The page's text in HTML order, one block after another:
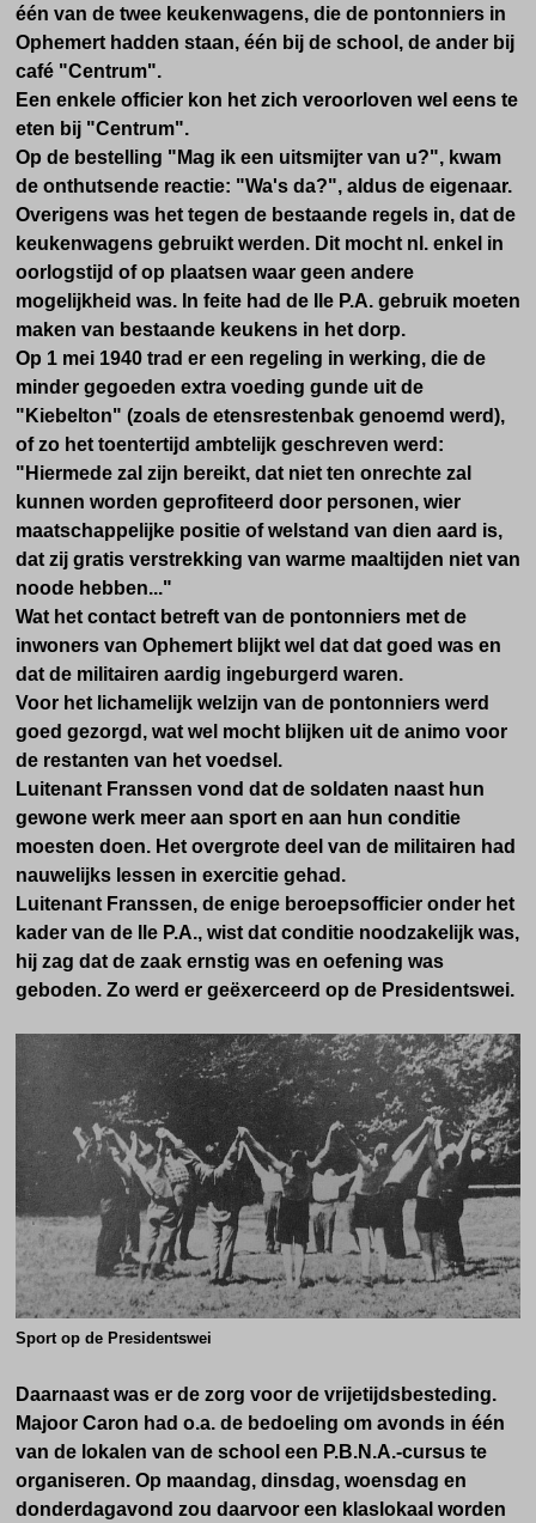
één van de twee keukenwagens, die de pontonniers in
Ophemert hadden staan, één bij de school, de ander bij
café "Centrum".
Een enkele officier kon het zich veroorloven wel eens te
eten bij "Centrum".
Op de bestelling "Mag ik een uitsmijter van u?", kwam
de onthutsende reactie: "Wa's da?", aldus de eigenaar.
Overigens was het tegen de bestaande regels in, dat de
keukenwagens gebruikt werden. Dit mocht nl. enkel in
oorlogstijd of op plaatsen waar geen andere
mogelijkheid was. In feite had de Ile P.A. gebruik moeten
maken van bestaande keukens in het dorp.
Op 1 mei 1940 trad er een regeling in werking, die de
minder gegoeden extra voeding gunde uit de
"Kiebelton" (zoals de etensrestenbak genoemd werd),
of zo het toentertijd ambtelijk geschreven werd:
"Hiermede zal zijn bereikt, dat niet ten onrechte zal
kunnen worden geprofiteerd door personen, wier
maatschappelijke positie of welstand van dien aard is,
dat zij gratis verstrekking van warme maaltijden niet van
noode hebben..."
Wat het contact betreft van de pontonniers met de
inwoners van Ophemert blijkt wel dat dat goed was en
dat de militairen aardig ingeburgerd waren.
Voor het lichamelijk welzijn van de pontonniers werd
goed gezorgd, wat wel mocht blijken uit de animo voor
de restanten van het voedsel.
Luitenant Franssen vond dat de soldaten naast hun
gewone werk meer aan sport en aan hun conditie
moesten doen. Het overgrote deel van de militairen had
nauwelijks lessen in exercitie gehad.
Luitenant Franssen, de enige beroepsofficier onder het
kader van de Ile P.A., wist dat conditie noodzakelijk was,
hij zag dat de zaak ernstig was en oefening was
geboden. Zo werd er geëxerceerd op de Presidentswei.
Sport op de Presidentswei
Daarnaast was er de zorg voor de vrijetijdsbesteding.
Majoor Caron had o.a. de bedoeling om avonds in één
van de lokalen van de school een P.B.N.A.-cursus te
organiseren. Op maandag, dinsdag, woensdag en
donderdagavond zou daarvoor een klaslokaal worden